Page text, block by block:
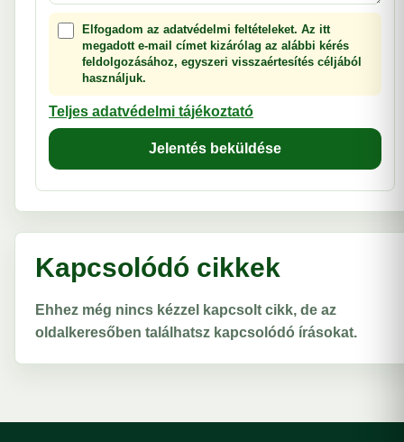
Elfogadom az adatvédelmi feltételeket. Az itt
megadott e-mail címet kizárólag az alábbi kérés
feldolgozásához, egyszeri visszaértesítés céljából
használjuk.
Teljes adatvédelmi tájékoztató
Jelentés beküldése
Kapcsolódó cikkek
Ehhez még nincs kézzel kapcsolt cikk, de az
oldalkeresőben találhatsz kapcsolódó írásokat.